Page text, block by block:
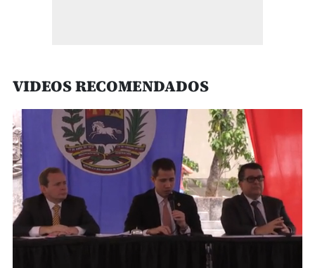
VIDEOS RECOMENDADOS